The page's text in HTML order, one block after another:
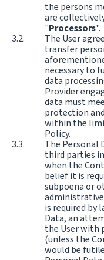
the persons
are
"Processors".
The User
transfer
necessary to
data
Provider
data must
protection
within the
Policy.
The Personal
third parties
when the
belief it is
subpoena or
is required by
Data, an
the User with
(unless the
would be